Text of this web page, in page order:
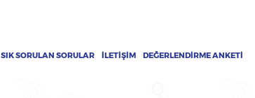
SIK SORULAN SORULAR İLETIŞIM DEĞERLENDIRME ANKETI